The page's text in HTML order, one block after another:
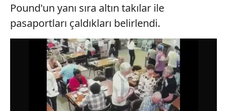
Pound'un yanı sıra altın takılar ile
pasaportları çaldıkları belirlendi.